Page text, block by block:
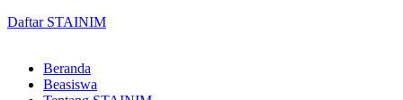
Daftar STAINIM
Beranda
Beasiswa